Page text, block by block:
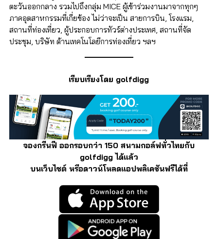
ตะวันออกกลาง รวมไปถึงกลุ่ม MICE ผู้เข้าร่วมงานมาจากทุกๆ
ภาคอุตสาหกรรมที่เกี่ยข้อง ไม่ว่าจะเป็น สายการบิน, โรงแรม,
สถานที่ท่องเที่ยว, ผู้ประกอบการทัวร์ต่างประเทศ, สถานที่จัด
ประชุม, บริษัท ด้านเทคโนโลยีการท่องเที่ยว ฯลฯ
เรียบเรียงโดย golfdigg
จองกรีนฟี ออกรอบกว่า 150 สนามกอล์ฟทั่วไทยกับ
golfdigg ได้แล้ว
บนเว็บไซต์ หรือดาวน์โหลดแอปพลิเคชันฟรีได้ที่